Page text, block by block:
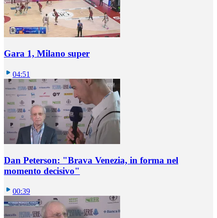
Gara 1, Milano super
04:51
Dan Peterson: "Brava Venezia, in forma nel
momento decisivo"
00:39